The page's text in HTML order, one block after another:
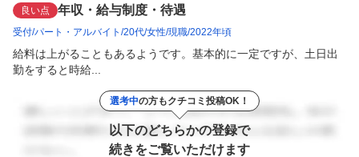
良い点 年収・給与制度・待遇
受付 パート・アルバイト 20代 女性 現職 2022年頃
給料は上がることもあるようです。基本的に一定ですが、土日出
勤をすると時給...
選考中の方もクチコミ投稿OK！
以下のどちらかの登録で
続きをご覧いただけます